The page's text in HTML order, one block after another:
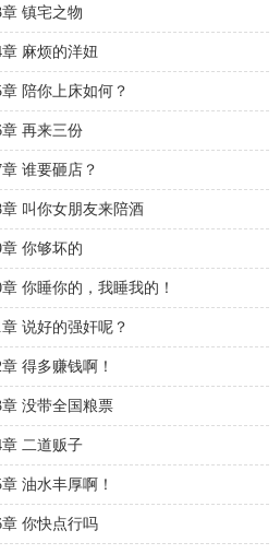
镇宅之物
麻烦的洋妞
陪你上床如何？
再来三份
谁要砸店？
叫你女朋友来陪酒
你够坏的
你睡你的，我睡我的！
说好的强奸呢？
得多赚钱啊！
没带全国粮票
二道贩子
油水丰厚啊！
你快点行吗